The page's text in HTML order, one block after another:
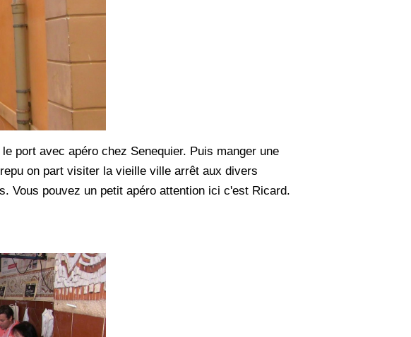
port avec apéro chez Senequier. Puis manger une
on part visiter la vieille ville arrêt aux divers
Vous pouvez un petit apéro attention ici c'est Ricard.